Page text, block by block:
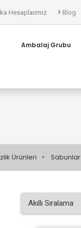
Hesaplarımız Blog
Ambalaj Grubu
Ürünleri Sabunlar